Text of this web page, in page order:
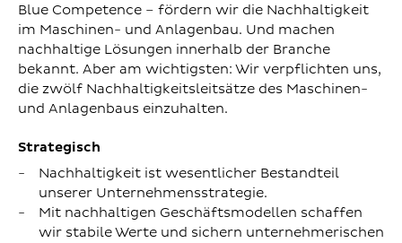
Blue Competence – fördern wir die Nachhaltigkeit
im Maschinen- und Anlagenbau. Und machen
nachhaltige Lösungen innerhalb der Branche
bekannt. Aber am wichtigsten: Wir verpflichten uns,
die zwölf Nachhaltigkeitsleitsätze des Maschinen-
und Anlagenbaus einzuhalten.
Strategisch
Nachhaltigkeit ist wesentlicher Bestandteil
unserer Unternehmensstrategie.
Mit nachhaltigen Geschäftsmodellen schaffen
wir stabile Werte und sichern unternehmerischen